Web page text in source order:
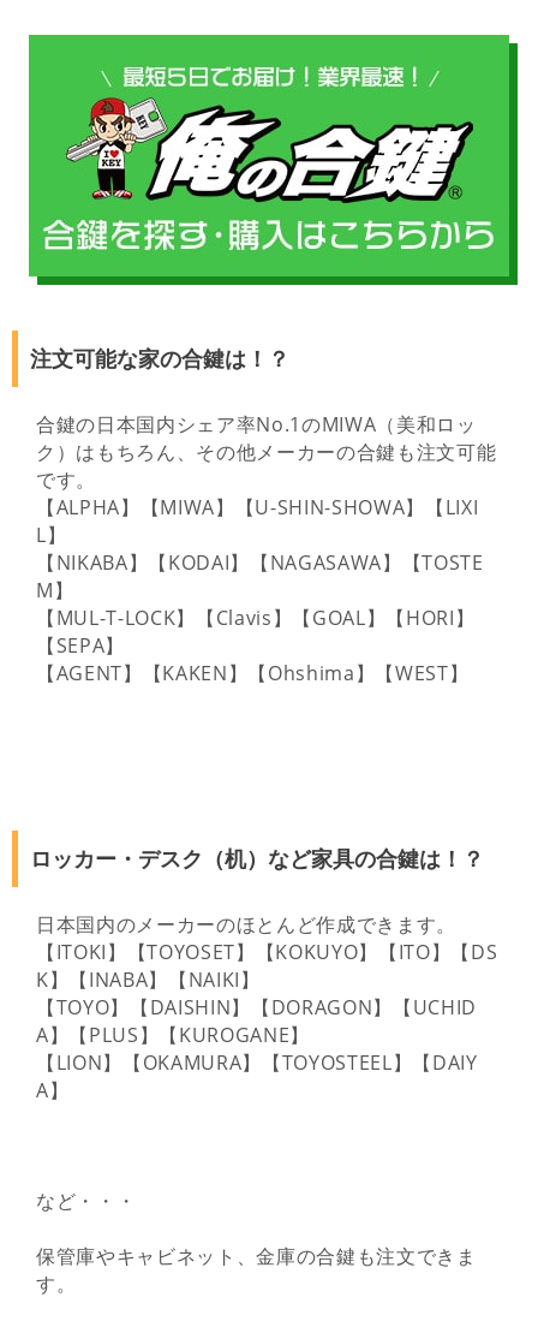
注文可能な家の合鍵は！？
合鍵の日本国内シェア率No.1のMIWA（美和ロッ
ク）はもちろん、その他メーカーの合鍵も注文可能
です。
【ALPHA】【MIWA】【U-SHIN-SHOWA】【LIXI
L】
【NIKABA】【KODAI】【NAGASAWA】【TOSTE
M】
【MUL-T-LOCK】【Clavis】【GOAL】【HORI】
【SEPA】
【AGENT】【KAKEN】【Ohshima】【WEST】
ロッカー・デスク（机）など家具の合鍵は！？
日本国内のメーカーのほとんど作成できます。
【ITOKI】【TOYOSET】【KOKUYO】【ITO】【DS
K】【INABA】【NAIKI】
【TOYO】【DAISHIN】【DORAGON】【UCHID
A】【PLUS】【KUROGANE】
【LION】【OKAMURA】【TOYOSTEEL】【DAIY
A】
など・・・
保管庫やキャビネット、金庫の合鍵も注文できま
す。